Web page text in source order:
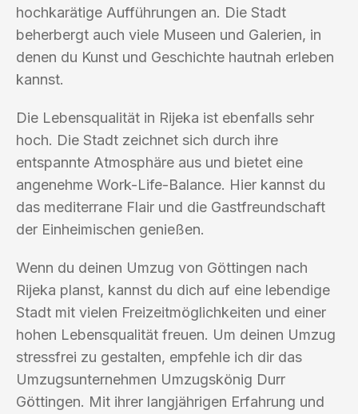
hochkarätige Aufführungen an. Die Stadt
beherbergt auch viele Museen und Galerien, in
denen du Kunst und Geschichte hautnah erleben
kannst.
Die Lebensqualität in Rijeka ist ebenfalls sehr
hoch. Die Stadt zeichnet sich durch ihre
entspannte Atmosphäre aus und bietet eine
angenehme Work-Life-Balance. Hier kannst du
das mediterrane Flair und die Gastfreundschaft
der Einheimischen genießen.
Wenn du deinen Umzug von Göttingen nach
Rijeka planst, kannst du dich auf eine lebendige
Stadt mit vielen Freizeitmöglichkeiten und einer
hohen Lebensqualität freuen. Um deinen Umzug
stressfrei zu gestalten, empfehle ich dir das
Umzugsunternehmen Umzugskönig Durr
Göttingen. Mit ihrer langjährigen Erfahrung und